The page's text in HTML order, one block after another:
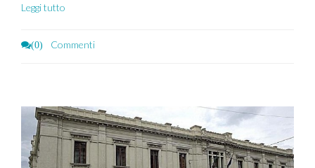
Leggi tutto
(0) Commenti